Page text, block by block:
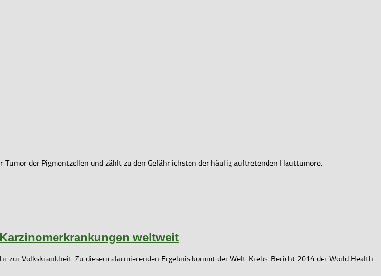
der Pigmentzellen und zählt zu den Gefährlichsten der häufig auftretenden Hauttumore.
weltweit
Zu diesem alarmierenden Ergebnis kommt der Welt-Krebs-Bericht 2014 der World Health